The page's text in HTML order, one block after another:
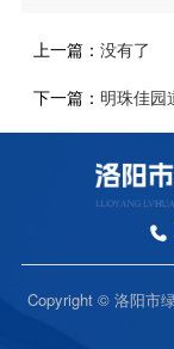
上一篇： 没有了
下一篇： 明珠佳园
Copyright © 洛阳市